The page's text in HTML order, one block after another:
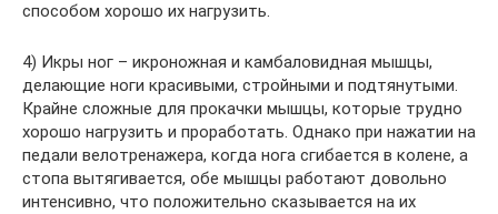
способом хорошо их нагрузить.
4) Икры ног – икроножная и камбаловидная мышцы,
делающие ноги красивыми, стройными и подтянутыми.
Крайне сложные для прокачки мышцы, которые трудно
хорошо нагрузить и проработать. Однако при нажатии на
педали велотренажера, когда нога сгибается в колене, а
стопа вытягивается, обе мышцы работают довольно
интенсивно, что положительно сказывается на их